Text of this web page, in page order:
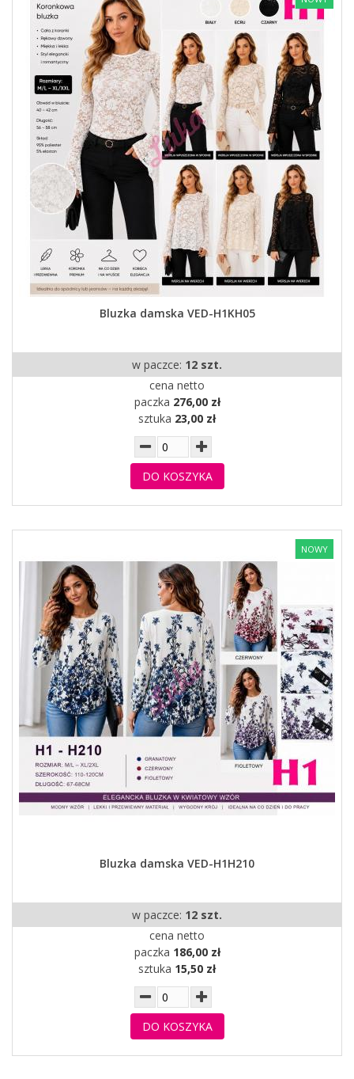
Bluzka damska VED-H1KH05
w paczce: 12 szt.
cena netto
paczka 276,00 zł
sztuka 23,00 zł
DO KOSZYKA
NOWY
Bluzka damska VED-H1H210
w paczce: 12 szt.
cena netto
paczka 186,00 zł
sztuka 15,50 zł
DO KOSZYKA